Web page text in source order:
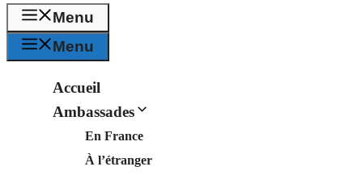
Menu
Menu
Accueil
Ambassades
En France
À l’étranger